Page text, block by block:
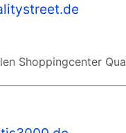
Shoppingcenter